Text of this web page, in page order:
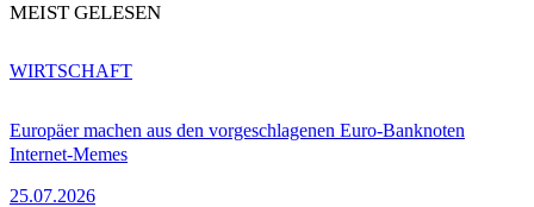
MEIST GELESEN
Europäer machen aus den vorgeschlagenen Euro-Banknoten
Internet-Memes
25.07.2026
WIRTSCHAFT